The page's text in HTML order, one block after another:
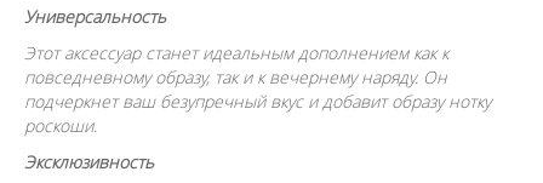
Универсальность
Этот аксессуар станет идеальным дополнением как к
повседневному образу, так и к вечернему наряду. Он
подчеркнет ваш безупречный вкус и добавит образу нотку
роскоши.
Эксклюзивность